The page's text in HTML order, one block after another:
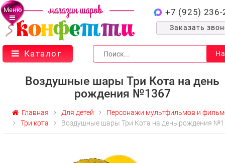
Меню +7 (925) 236-
Заказать
Каталог
Воздушные шары Три Кота на день
рождения №1367
Главная Для детей
Персонажи мультфильмов и
Три кота
Воздушные шары Три Кота на день рождения